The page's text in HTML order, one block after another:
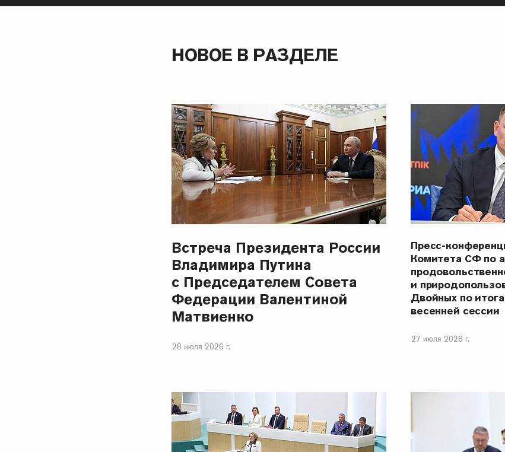
НОВОЕ В РАЗДЕЛЕ
Встреча Президента России
Владимира Путина
с Председателем Совета
Федерации Валентиной
Матвиенко
28 июля 2026 г.
Пресс-
Комитета СФ по
и
Двойных по
весенней сессии
27 июля 2026 г.